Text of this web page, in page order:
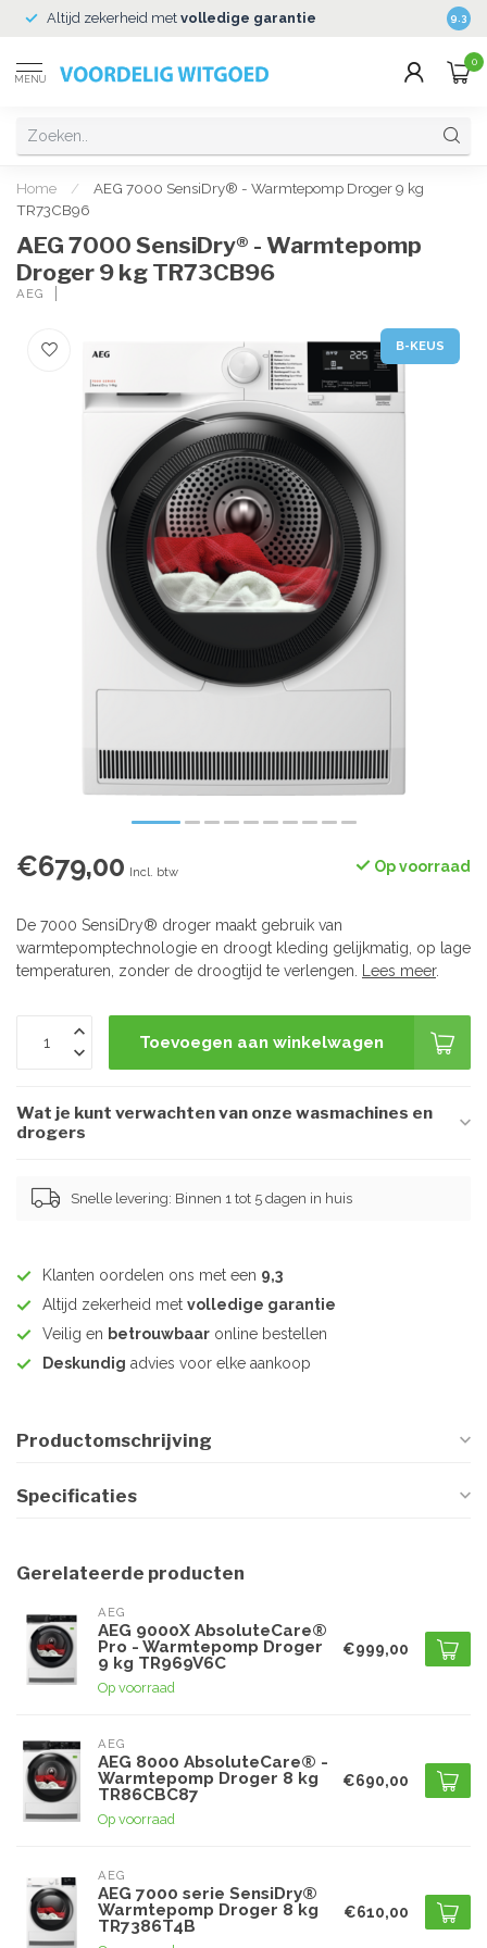
Altijd zekerheid met volledige garantie 9.3
MENU
0
Home /
AEG 7000 SensiDry® - Warmtepomp Droger 9 kg
TR73CB96
AEG 7000 SensiDry® - Warmtepomp
Droger 9 kg TR73CB96
AEG
B-KEUS
€679,00 Incl. btw Op voorraad
De 7000 SensiDry® droger maakt gebruik van
warmtepomptechnologie en droogt kleding gelijkmatig, op lage
temperaturen, zonder de droogtijd te verlengen. Lees meer.
Toevoegen aan winkelwagen
Wat je kunt verwachten van onze wasmachines en
drogers
Snelle levering: Binnen 1 tot 5 dagen in huis
Klanten oordelen ons met een 9,3
Altijd zekerheid met volledige garantie
Veilig en betrouwbaar online bestellen
Deskundig advies voor elke aankoop
Productomschrijving
Specificaties
Gerelateerde producten
AEG
AEG 9000X AbsoluteCare®
Pro - Warmtepomp Droger
9 kg TR969V6C
Op voorraad
€999,00
AEG
AEG 8000 AbsoluteCare® -
Warmtepomp Droger 8 kg
TR86CBC87
Op voorraad
€690,00
AEG
AEG 7000 serie SensiDry®
Warmtepomp Droger 8 kg
TR7386T4B
€610,00